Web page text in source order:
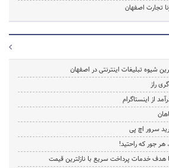
تجارت اصفهان
شیوه تبلیغات اینترنتی در اصفهان
راز
از اینستاگرام
هر جور که راحتید!
هدف خدمات پرداخت سریع با نازلترین قیمت